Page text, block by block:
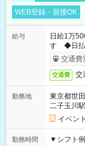
WEB登録・面接OK
給与
日給1万
す ◆日払
も異なり
交通費
交通費 交
勤務地
東京都世
二子玉川駅
イベン
勤務時間
▼シフト